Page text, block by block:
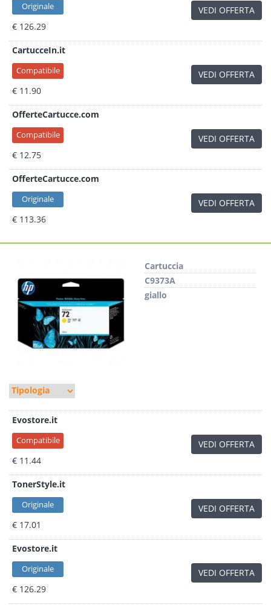
Originale
€ 126.29
VEDI OFFERTA
CartucceIn.it
Compatibile
€ 11.90
VEDI OFFERTA
OfferteCartucce.com
Compatibile
€ 12.75
VEDI OFFERTA
OfferteCartucce.com
Originale
€ 113.36
VEDI OFFERTA
Cartuccia
C9373A
giallo
Evostore.it
Compatibile
€ 11.44
VEDI OFFERTA
TonerStyle.it
Originale
€ 17.01
VEDI OFFERTA
Evostore.it
Originale
€ 126.29
VEDI OFFERTA